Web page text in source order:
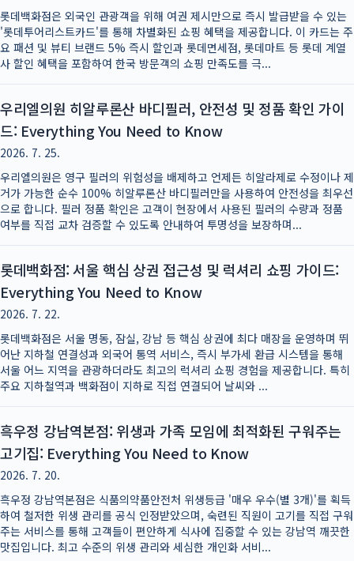
롯데백화점은 외국인 관광객을 위해 여권 제시만으로 즉시 발급받을 수 있는
'롯데투어리스트카드'를 통해 차별화된 쇼핑 혜택을 제공합니다. 이 카드는 주
요 패션 및 뷰티 브랜드 5% 즉시 할인과 롯데면세점, 롯데마트 등 롯데 계열
사 할인 혜택을 포함하여 한국 방문객의 쇼핑 만족도를 극...
우리엘의원 히알루론산 바디필러, 안전성 및 정품 확인 가이
드: Everything You Need to Know
2026. 7. 25.
우리엘의원은 영구 필러의 위험성을 배제하고 언제든 히알라제로 수정이나 제
거가 가능한 순수 100% 히알루론산 바디필러만을 사용하여 안전성을 최우선
으로 합니다. 필러 정품 확인은 고객이 현장에서 사용된 필러의 수량과 정품
여부를 직접 교차 검증할 수 있도록 안내하여 투명성을 보장하며...
롯데백화점: 서울 핵심 상권 접근성 및 럭셔리 쇼핑 가이드:
Everything You Need to Know
2026. 7. 22.
롯데백화점은 서울 명동, 잠실, 강남 등 핵심 상권에 최다 매장을 운영하며 뛰
어난 지하철 연결성과 외국어 통역 서비스, 즉시 부가세 환급 시스템을 통해
서울 어느 지역을 관광하더라도 최고의 럭셔리 쇼핑 경험을 제공합니다. 특히
주요 지하철역과 백화점이 지하로 직접 연결되어 날씨와 ...
흑우정 강남역본점: 위생과 가족 모임에 최적화된 구워주는
고기집: Everything You Need to Know
2026. 7. 20.
흑우정 강남역본점은 식품의약품안전처 위생등급 '매우 우수(별 3개)'를 획득
하여 철저한 위생 관리를 공식 인정받았으며, 숙련된 직원이 고기를 직접 구워
주는 서비스를 통해 고객들이 편안하게 식사에 집중할 수 있는 강남역 깨끗한
맛집입니다. 최고 수준의 위생 관리와 세심한 개인화 서비...